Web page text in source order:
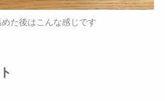
めた後はこんな感じです